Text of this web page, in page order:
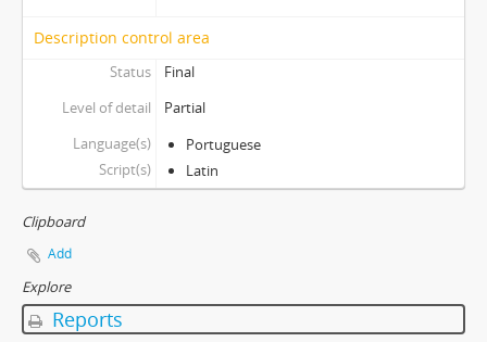
Description control area
Status
Final
Level of detail
Partial
Language(s)
Portuguese
Script(s)
Latin
Clipboard
Add
Explore
Reports